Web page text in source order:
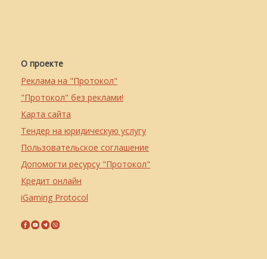
О проекте
Реклама на "Протокол"
"Протокол" без реклами!
Карта сайта
Тендер на юридическую услугу
Пользовательское соглашение
Допомогти ресурсу "Протокол"
Кредит онлайн
iGaming Protocol